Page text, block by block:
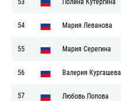
53 Полина Кутергина
54 Мария Леванова
55 Мария Серегина
56 Валерия Кургашева
57 Любовь Попова